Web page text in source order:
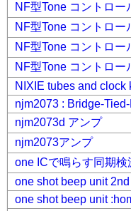
NF型Tone コントロ
NF型Tone コントロ
NF型Tone コントロ
NF型Tone コントロ
NIXIE tubes and clock
njm2073 : Bridge-
njm2073d アンプ
njm2073アンプ
one ICで鳴らす同期検
one shot beep unit 2nd
one shot beep unit